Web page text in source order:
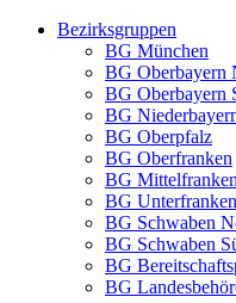
Bezirksgruppen
BG München
BG Oberbayern
BG Oberbayern
BG
BG Oberpfalz
BG Oberfranken
BG Mittelfranken
BG Unterfranken
BG Schwaben
BG Schwaben
BG
BG